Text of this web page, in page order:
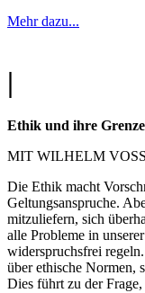
Mehr dazu...
|
Ethik und ihre
MIT WILHELM
Die Ethik macht
Geltungsanspruche.
mitzuliefern, sich
alle Probleme in
widerspruchsfrei
über ethische Normen,
Dies führt zu der